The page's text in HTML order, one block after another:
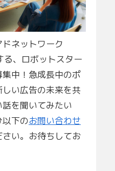
ネットワーク
、ロボットスター
中！急成長中のポ
い広告の未来を共
を聞いてみたい
下のお問い合わせ
い。お待ちしてお